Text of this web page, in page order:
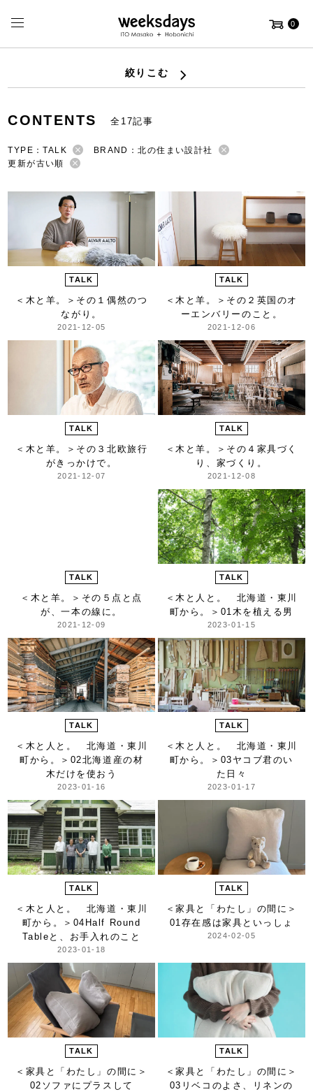
0
絞りこむ
CONTENTS 全17記事
TYPE：TALK
BRAND：北の住まい設計社
更新が古い順
TALK
＜木と羊。＞ その１偶然のつ
ながり。
2021-12-05
TALK
＜木と羊。＞ その２英国のオ
ーエンバリーのこと。
2021-12-06
TALK
＜木と羊。＞ その３北欧旅行
がきっかけで。
2021-12-07
TALK
＜木と羊。＞ その４家具づく
り、家づくり。
2021-12-08
TALK
＜木と羊。＞ その５点と点
が、一本の線に。
2021-12-09
TALK
＜木と人と。 北海道・東川
町から。＞ 01木を植える男
2023-01-15
TALK
＜木と人と。 北海道・東川
町から。＞ 02北海道産の材
木だけを使おう
2023-01-16
TALK
＜木と人と。 北海道・東川
町から。＞ 03ヤコブ君のい
た日々
2023-01-17
TALK
＜木と人と。 北海道・東川
町から。＞ 04Half Round
Tableと、お手入れのこと
2023-01-18
TALK
＜家具と「わたし」の間に＞
01存在感は家具といっしょ
2024-02-05
TALK
＜家具と「わたし」の間に＞
02ソファにプラスして
TALK
＜家具と「わたし」の間に＞
03リベコのよさ、リネンの